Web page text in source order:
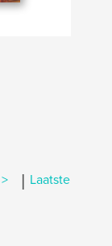
| Laatste